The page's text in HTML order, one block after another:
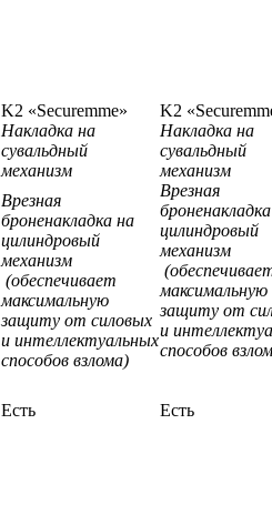
K2 «Securemme» K2
Накладка на
сувальдный
механизм
Накладка на
сувальдный
механизм
Врезная
броненакладка на
цилиндровый
механизм
(обеспечивает
максимальную
защиту от силовых
и интеллектуальных
способов взлома)
Врезная
цилиндровый
механизм
максимальную
защиту от
и
способов
Есть Есть